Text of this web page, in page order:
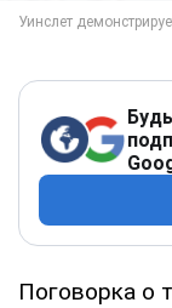
Поговорка о